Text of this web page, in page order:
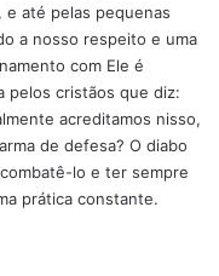
e até pelas pequenas
a nosso respeito e uma
com Ele é
pelos cristãos que diz:
acreditamos nisso,
de defesa? O diabo
lo e ter sempre
prática constante.